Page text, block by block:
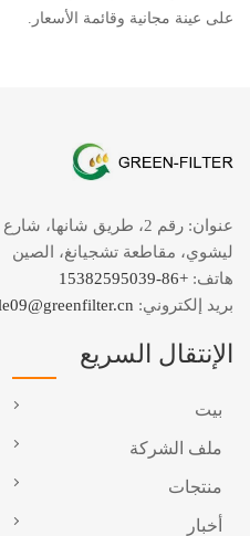
على عينة مجانية وقائمة الأسعار.
عنوان: رقم 2، طريق
ليشوي، مقاطعة تشجيانغ، الصين
هاتف: +86-15382595039
بريد إلكتروني:
الإنتقال السريع
بيت
ملف الشركة
منتجات
أخبار